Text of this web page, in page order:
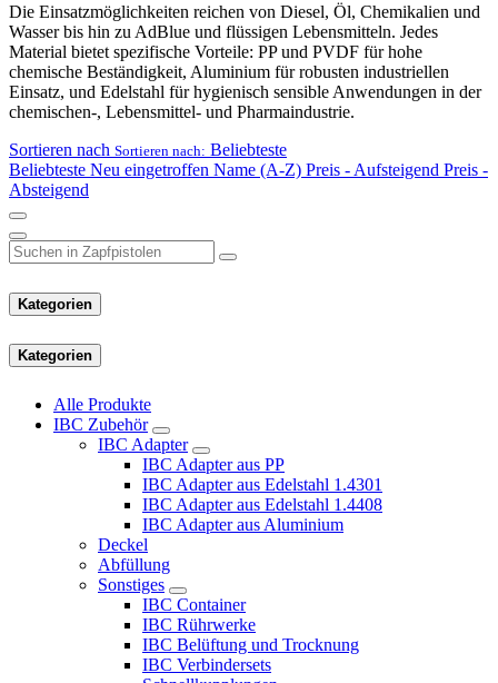
Die Einsatzmöglichkeiten reichen von Diesel, Öl, Chemikalien und
Wasser bis hin zu AdBlue und flüssigen Lebensmitteln. Jedes
Material bietet spezifische Vorteile: PP und PVDF für hohe
chemische Beständigkeit, Aluminium für robusten industriellen
Einsatz, und Edelstahl für hygienisch sensible Anwendungen in der
chemischen-, Lebensmittel- und Pharmaindustrie.
Sortieren nach Sortieren nach: Beliebteste
Beliebteste Neu eingetroffen Name (A-Z) Preis - Aufsteigend Preis -
Absteigend
Kategorien
Kategorien
Alle Produkte
IBC Zubehör
IBC Adapter
IBC Adapter aus PP
IBC Adapter aus Edelstahl 1.4301
IBC Adapter aus Edelstahl 1.4408
IBC Adapter aus Aluminium
Deckel
Abfüllung
Sonstiges
IBC Container
IBC Rührwerke
IBC Belüftung und Trocknung
IBC Verbindersets